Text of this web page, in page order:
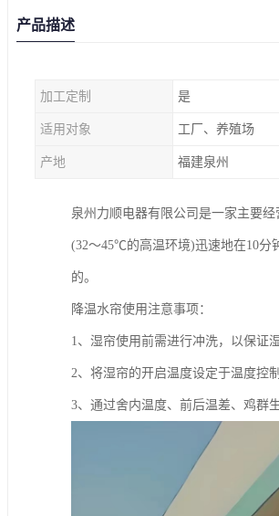
产品描述
加工定制 是
适用对象 工厂、养殖场
产地 福建泉州
泉州力顺电器有限公司是一家主要
(32～45℃的高温环境)迅速地在10分
的。
降温水帘使用注意事项：
1、湿帘使用前需进行冲洗，以保证
2、将湿帘的开启温度设定于温度控
3、通过舍内温度、前后温差、鸡群